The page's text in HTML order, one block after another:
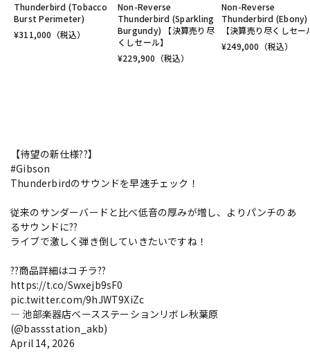
Thunderbird (Tobacco
Burst Perimeter)
¥311,000 （税込）
Non-Reverse
Thunderbird (Sparkling
Burgundy) 【決算売り尽
くしセール】
¥229,900 （税込）
Non-Reverse
Thunderbird (Ebony)
【決算売り尽くしセー
¥249,000 （税込）
【待望の新仕様??】
#Gibson
Thunderbirdのサウンドを早速チェック！
従来のサンダーバードと比べ低音の厚みが増し、よりパンチのあ
るサウンドに??
ライブで激しく弾き倒していきたいですね！
??商品詳細はコチラ??
https://t.co/Swxejb9sF0
pic.twitter.com/9hJWT9XiZc
— 池部楽器店ベースステーションリボレ秋葉原
(@bassstation_akb)
April 14, 2026